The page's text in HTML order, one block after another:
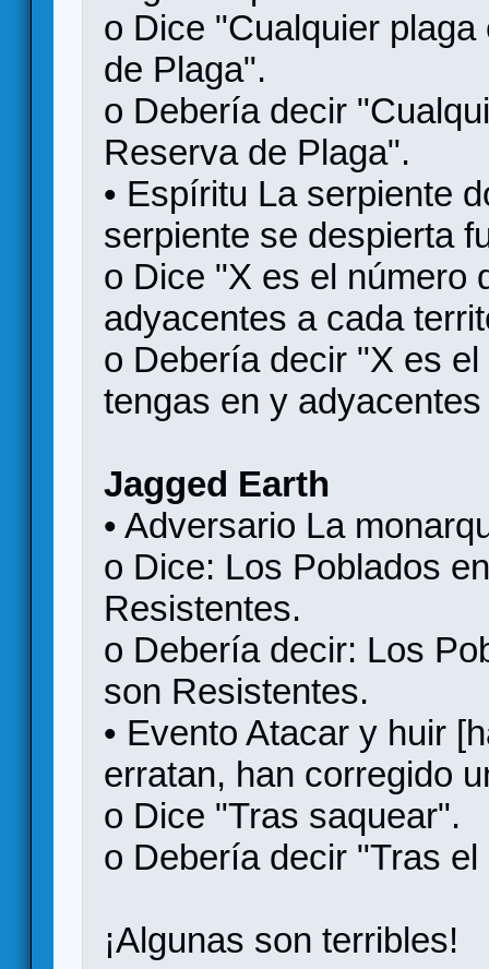
o Dice "Cualquier
de Plaga".
o Debería decir
Reserva de Plaga".
• Espíritu La serpiente
serpiente se despierta
o Dice "X es el número
adyacentes a cada
o Debería decir "X es
tengas en y
Jagged Earth
• Adversario La
o Dice: Los Poblados
Resistentes.
o Debería decir: Los
son Resistentes.
• Evento Atacar y huir
erratan, han corregido
o Dice "Tras saquear".
o Debería decir "Tras
¡Algunas son terribles!